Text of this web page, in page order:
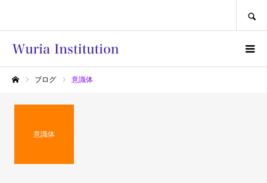
ブログ 意識体
意識体